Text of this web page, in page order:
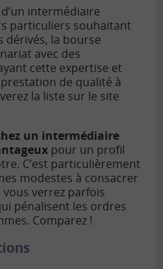
intermédiaire
particuliers souhaitant
dérivés, la bourse
avec des
cette expertise et
de qualité à
la liste sur le site
un intermédiaire
pour un profil
C’est particulièrement
modestes à consacrer
verrez parfois
pénalisent les ordres
Comparez !